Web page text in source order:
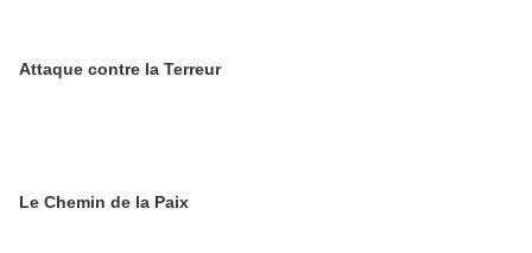
Attaque contre la Terreur
Le Chemin de la Paix